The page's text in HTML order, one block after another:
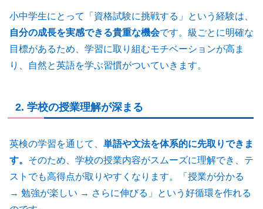
小中学生にとって「資格試験に挑戦する」という経験は、
自分の成長を実感できる貴重な機会です。級ごとに明確な
目標があるため、学習に取り組むモチベーションが高ま
り、自然と英語を学ぶ習慣がついていきます。
2. 学校の授業理解が深まる
英検の学習を通じて、 単語や文法を体系的に先取りできま
す。 そのため、学校の授業内容がスムーズに理解でき、テ
ストでも高得点が取りやすくなります。「授業が分かる
→ 勉強が楽しい → さらに伸びる」という好循環を作れる